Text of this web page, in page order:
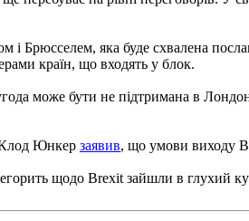
Брюсселем, яка буде схвалена
країн, що входять у блок.
може бути не підтримана в
Клод Юнкер заявив, що умови виходу
щодо Brexit зайшли в глухий